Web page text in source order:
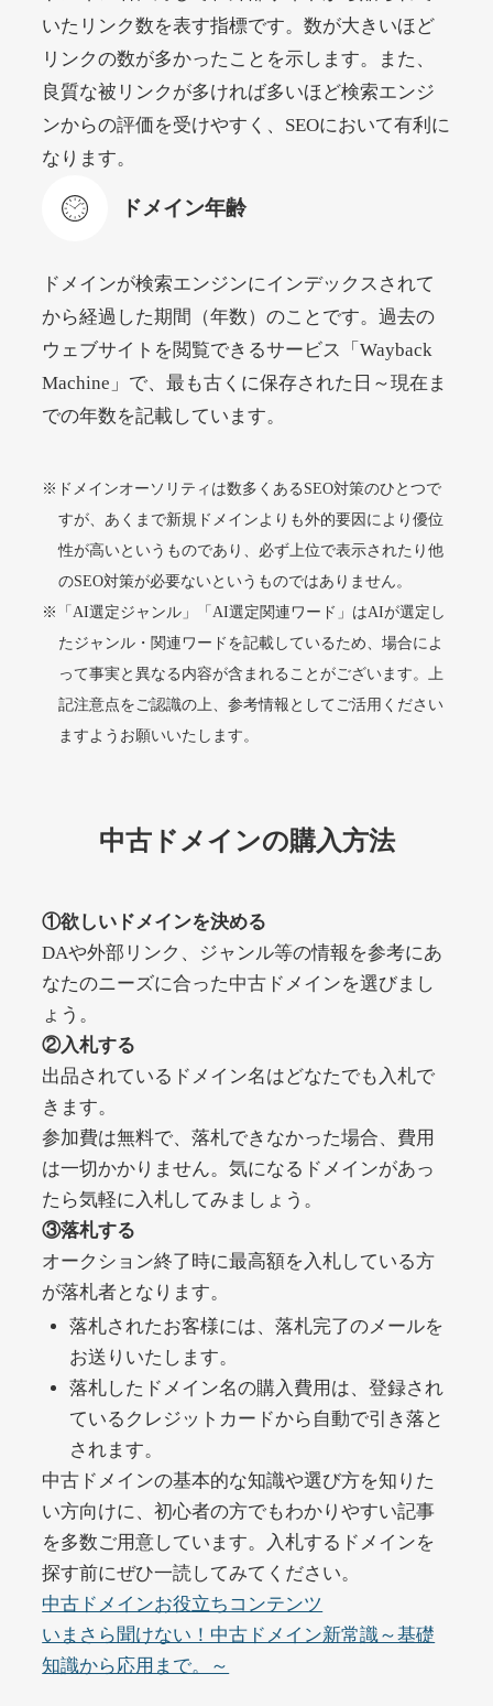
beamie.jp
ジャンルエンターテイメント
DA 52 外部リンク数
4,200円
詳細を見る
themusicnotebook.com
DA52 392
詳細を見る
alprostadil-br.info
ジャンルその他
DA51 外部リンク数 1202 ドメイン年齢1年
入札 0件
詳細を見る
10,800円 入札 0件
debtconsolidationorg.info
ジャンル
DA49 外部リンク数389 ドメイン年齢1年
10,800円 入札 0件
詳細を見る
portalvidalivre.com
ジャンル その他
DA47 外部リンク数2202 ドメイン年齢 5年
10,800円 入札 0件
buywrite-plus.com
ジャンルその他
DA 45 外部リンク数4677 ドメイン年齢2年
10,800円 入札 0件
いたリンク数を表す指標です。数が大きいほど
リンクの数が多かったことを示します。また、
良質な被リンクが多ければ多いほど検索エンジ
ンからの評価を受けやすく、SEOにおいて有利に
なります。
ドメイン年齢
ドメインが検索エンジンにインデックスされて
から経過した期間（年数）のことです。過去の
ウェブサイトを閲覧できるサービス「Wayback
Machine」で、最も古くに保存された日～現在ま
での年数を記載しています。
※ドメインオーソリティは数多くあるSEO対策のひとつで
すが、あくまで新規ドメインよりも外的要因により優位
性が高いというものであり、必ず上位で表示されたり他
のSEO対策が必要ないというものではありません。
※「AI選定ジャンル」「AI選定関連ワード」はAIが選定し
たジャンル・関連ワードを記載しているため、場合によ
って事実と異なる内容が含まれることがございます。上
記注意点をご認識の上、参考情報としてご活用ください
ますようお願いいたします。
中古ドメインの購入方法
①欲しいドメインを決める
DAや外部リンク、ジャンル等の情報を参考にあ
なたのニーズに合った中古ドメインを選びまし
ょう。
②入札する
出品されているドメイン名はどなたでも入札で
きます。
参加費は無料で、落札できなかった場合、費用
は一切かかりません。気になるドメインがあっ
たら気軽に入札してみましょう。
③落札する
オークション終了時に最高額を入札している方
が落札者となります。
落札されたお客様には、落札完了のメールを
お送りいたします。
落札したドメイン名の購入費用は、登録され
ているクレジットカードから自動で引き落と
されます。
中古ドメインの基本的な知識や選び方を知りた
い方向けに、初心者の方でもわかりやすい記事
を多数ご用意しています。入札するドメインを
探す前にぜひ一読してみてください。
中古ドメインお役立ちコンテンツ
いまさら聞けない！中古ドメイン新常識～基礎
知識から応用まで。～